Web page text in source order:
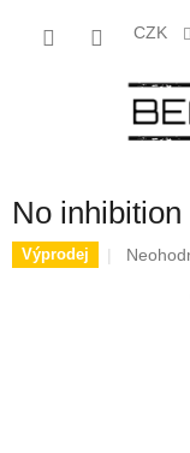
CZK
No
Výprodej